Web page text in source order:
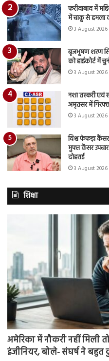
फरीदाबाद में
में चाकू से हमला
3 August 2026
बृजभूषण शरण
को हाईकोर्ट में
3 August 2026
नशा तस्करी एवं
अमृतसर में
3 August 2026
विश्व फेफड़ा
मुफ्त कैंसर उपचार
दोहराई
3 August 2026
शिक्षा
अमेरिका में नौकरी नहीं मिली
इंजीनियर, बोले- संघर्ष ने